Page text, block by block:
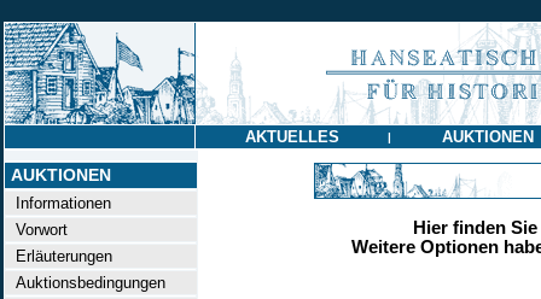
AKTUELLES | AUKTIONEN
AUKTIONEN
Informationen
Vorwort
Erläuterungen
Auktionsbedingungen
Hier finden
Weitere Optionen